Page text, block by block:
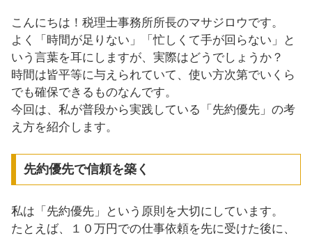
こんにちは！税理士事務所所長のマサジロウです。
よく「時間が足りない」「忙しくて手が回らない」と
いう言葉を耳にしますが、実際はどうでしょうか？
時間は皆平等に与えられていて、使い方次第でいくら
でも確保できるものなんです。
今回は、私が普段から実践している「先約優先」の考
え方を紹介します。
先約優先で信頼を築く
私は「先約優先」という原則を大切にしています。
たとえば、１０万円での仕事依頼を先に受けた後に、